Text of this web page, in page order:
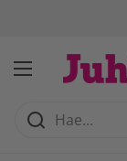
Avaa valikko